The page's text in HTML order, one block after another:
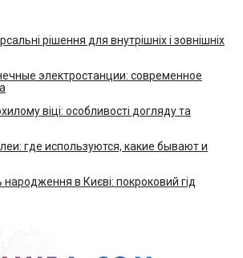
рішення для внутрішніх і зовнішніх
электростанции: современное
віці: особливості догляду та
где используются, какие бывают и
народження в Києві: покроковий гід